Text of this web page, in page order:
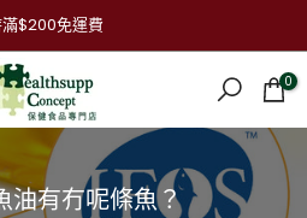
$200免運費
0
油有冇呢條魚？